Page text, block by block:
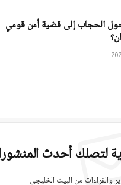
الحجاب إلى قضية أمن قومي
لتصلك أحدث
والقراءات من البيت الخليجي